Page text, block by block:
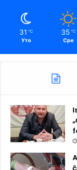
31 ℃
Уто
35 ℃
Сре